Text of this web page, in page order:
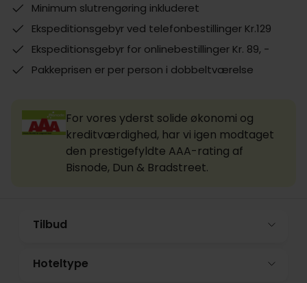
Minimum slutrengøring inkluderet
Ekspeditionsgebyr ved telefonbestillinger Kr.129
Ekspeditionsgebyr for onlinebestillinger Kr. 89, -
Pakkeprisen er per person i dobbeltværelse
For vores yderst solide økonomi og
kreditværdighed, har vi igen modtaget
den prestigefyldte AAA-rating af
Bisnode, Dun & Bradstreet.
Tilbud
Hoteltype